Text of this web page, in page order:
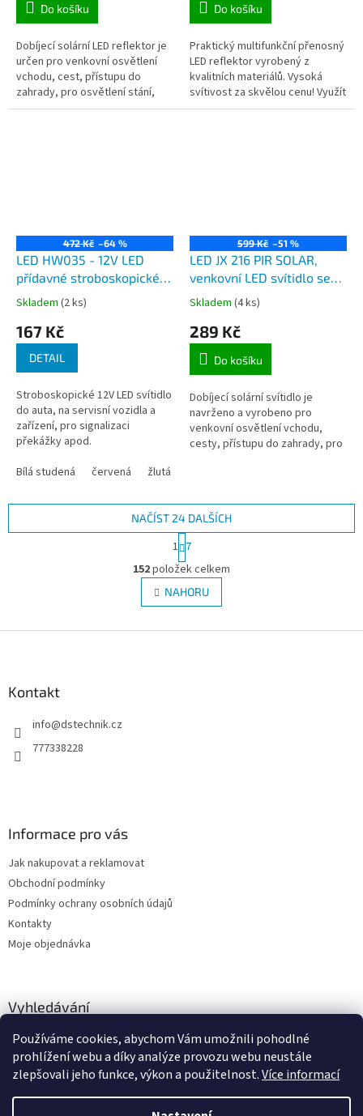
Používáme cookies, abychom Vám umožnili pohodlné
prohlížení webu a díky analýze provozu webu neustále
zlepšovali jeho funkce, výkon a použitelnost.Více informací
Do košíku
Dobíjecí solární LED reflektor je
určen pro venkovní osvětlení
vchodu, cest, přístupu do
zahrady, pro osvětlení stání,
části zahrad, altánků, teras a
Do košíku
Praktický multifunkční přenosný
LED reflektor vyrobený z
kvalitních materiálů. Vysoká
svítivost za skvělou cenu! Využít
jej můžete jako výstražný
472 Kč –64 %
LED HW035 - 12V LED
přídavné stroboskopické
venkovní světlo, různé
barvervné varianty svitu
Skladem (2 ks)
167 Kč
DETAIL
Stroboskopické 12V LED svítidlo
do auta, na servisní vozidla a
zařízení, pro signalizaci
překážky apod.
Bílá studená
červená žlutá
599 Kč –51 %
LED JX 216 PIR SOLAR,
venkovní LED svítidlo se
solárním panelem a
pohybovým čidlem
Skladem (4 ks)
289 Kč
Do košíku
Dobíjecí solární svítidlo je
navrženo a vyrobeno pro
venkovní osvětlení vchodu,
cesty, přístupu do zahrady, pro
O
v
l
á
NAČÍST 24 DALŠÍCH
S
t
r
á
n
k
v
1 7
152položek celkem
NAHORU
Kontakt
info@dstechnik.cz
777338228
Informace pro vás
Jak nakupovat a reklamovat
Obchodní podmínky
Podmínky ochrany osobních údajů
Kontakty
Moje objednávka
Vyhledávání
HLEDAT